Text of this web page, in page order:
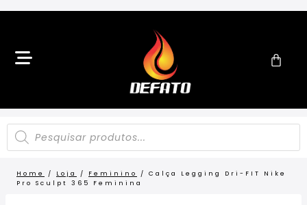
Home / Loja / Feminino /
Calça Legging Dri-FIT Nike
Pro Sculpt 365 Feminina